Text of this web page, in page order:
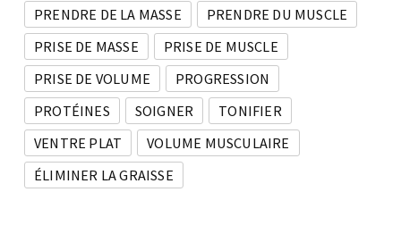
PRENDRE DE LA MASSE
PRENDRE DU MUSCLE
PRISE DE MASSE
PRISE DE MUSCLE
PRISE DE VOLUME
PROGRESSION
PROTÉINES
SOIGNER
TONIFIER
VENTRE PLAT
VOLUME MUSCULAIRE
ÉLIMINER LA GRAISSE